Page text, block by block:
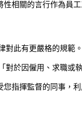
性相關的言行作為員
對此有更嚴格的規範。
對於因僱用、求職
您指揮監督的同事，